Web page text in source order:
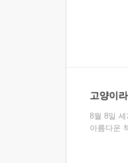
고양이
8월 8일
아름다운